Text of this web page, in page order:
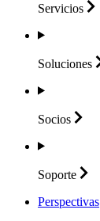
Servicios
Soluciones
Socios
Soporte
Perspectivas